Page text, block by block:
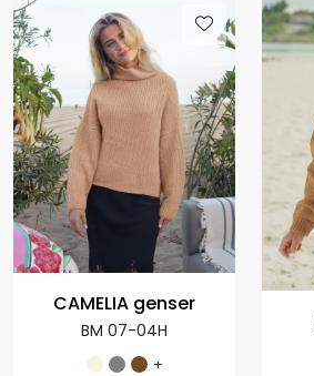
CAMELIA genser
BM 07-04H
+